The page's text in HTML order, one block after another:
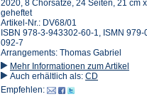
2020, 8 Chorsätze, 24 Seiten, 21 cm x
geheftet
Artikel-Nr.: DV68/01
ISBN 978-3-943302-60-1, ISMN
092-7
Arrangements: Thomas Gabriel
Mehr Informationen zum Artikel
Auch erhältlich als: CD
Empfehlen: